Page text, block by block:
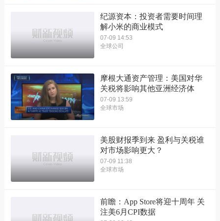
纪源资本：投资者需要时间理
解小米的商业模式
07-09 14:53
全球公司
摩根大通资产管理：美国对华
关税将影响其他亚洲经济体
07-09 13:59
全球市场
美股财报季到来 盈利与关税谁
对市场影响更大？
07-09 11:38
全球市场
前瞻：App Store将迎十周年 关
注美6月CPI数据